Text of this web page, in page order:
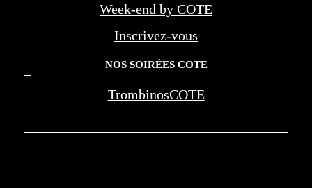
Week-end by COTE
Inscrivez-vous
NOS SOIRÉES COTE
TrombinosCOTE